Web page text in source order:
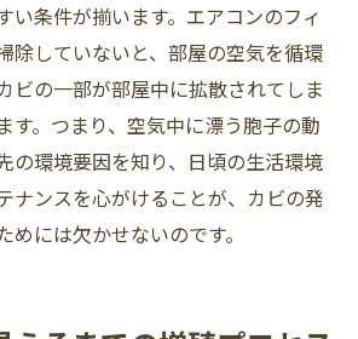
い条件が揃います。エアコンのフィ
除していないと、部屋の空気を循環
ビの一部が部屋中に拡散されてしま
す。つまり、空気中に漂う胞子の動
の環境要因を知り、日頃の生活環境
ナンスを心がけることが、カビの発
めには欠かせないのです。